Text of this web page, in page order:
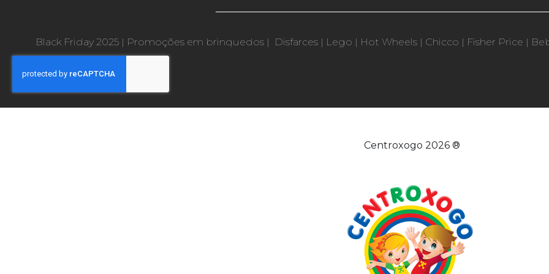
Black Friday 2025 | Promoções em brinquedos | Disfarces | Lego | Hot Wheels | Chicco | Fisher Price |
Centroxogo 2026 ®